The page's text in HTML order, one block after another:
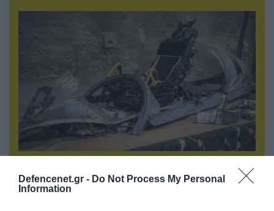
Defencenet.gr - Do Not Process My Personal
Information
Ιράν: Δημοσίευσε φωτογραφίες
αμερικανικών και ισραηλινών αεροσκαφών &